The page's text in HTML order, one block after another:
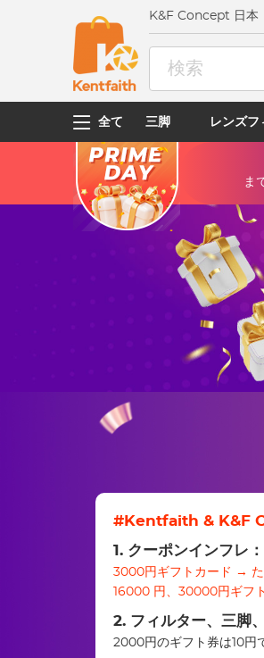
K&F Concept 日本
全て 三脚 レンズフ
ま
#Kentfaith & K&F
1. クーポンインフレ
3000円ギフトカード →
16000 円、30000円ギフ
2. フィルター、三脚
2000円のギフト券は10円